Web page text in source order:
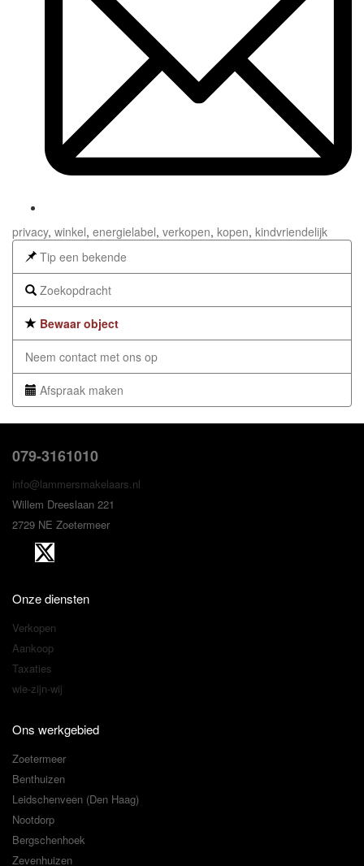
privacy, winkel, energielabel, verkopen, kopen, kindvriendelijk
Tip een bekende
Zoekopdracht
Bewaar object
Neem contact met ons op
Afspraak maken
079-3161010
info@lammersmakelaars.nl
Willem Dreeslaan 221
2729 NE Zoetermeer
Onze diensten
Verkopen
Aankoop
Taxaties
wie-zijn-wij
Ons werkgebied
Zoetermeer
Benthuizen
Leidschenveen (Den Haag)
Nootdorp
Bergschenhoek
Zevenhuizen